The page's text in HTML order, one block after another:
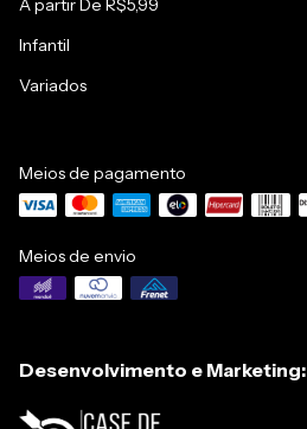
A partir De R$5,99
Infantil
Variados
Meios de pagamento
Meios de envio
Desenvolvimento e Marketing: